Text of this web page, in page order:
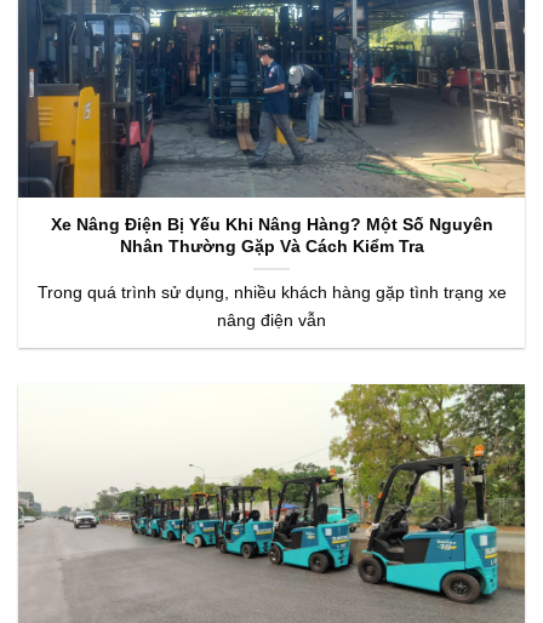
Xe Nâng Điện Bị Yếu Khi Nâng Hàng? Một Số Nguyên
Nhân Thường Gặp Và Cách Kiểm Tra
Trong quá trình sử dụng, nhiều khách hàng gặp tình trạng xe
nâng điện vẫn